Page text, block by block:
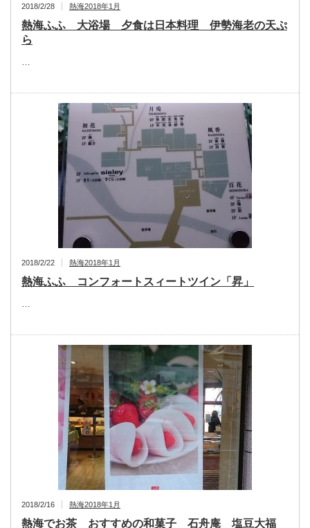
2018/2/28 熱海2018年1月
熱海ふふ 大浴場 夕食は日本料理 伊勢海老の天ぷ
ら
…
2018/2/22 熱海2018年1月
熱海ふふ コンフォートスィートツイン「昇」
…
2018/2/16 熱海2018年1月
熱海でお茶 おすすめの和菓子 石舟庵 塩豆大福